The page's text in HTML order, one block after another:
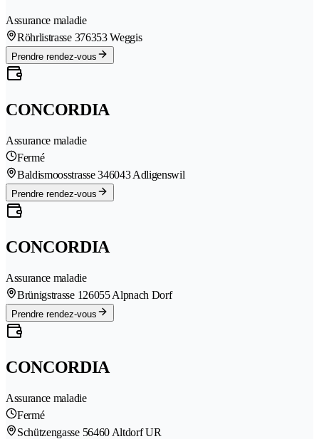
Assurance maladie
Röhrlistrasse 376353 Weggis
Prendre rendez-vous
CONCORDIA
Assurance maladie
Fermé
Baldismoosstrasse 346043 Adligenswil
Prendre rendez-vous
CONCORDIA
Assurance maladie
Brünigstrasse 126055 Alpnach Dorf
Prendre rendez-vous
CONCORDIA
Assurance maladie
Fermé
Schützengasse 56460 Altdorf UR